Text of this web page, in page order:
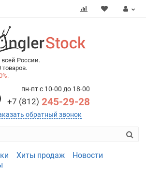
России.
товаров.
пн-пт с 10-00 до 18-00
+7 (812) 245-29-28
обратный звонок
Хиты продаж
Новости